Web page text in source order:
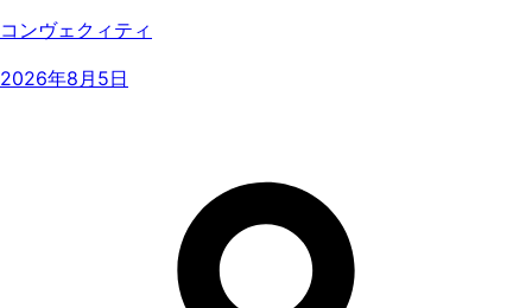
コンヴェクィティ
2026年8月5日